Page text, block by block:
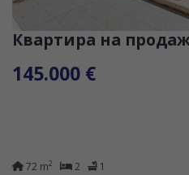
Квартира на
145.000 €
72 m2 2 1